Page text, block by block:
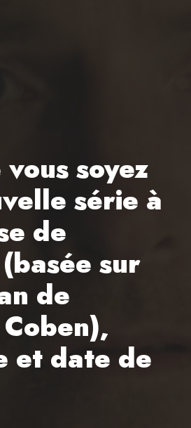
soyez
série à
de
sur
de
et date de